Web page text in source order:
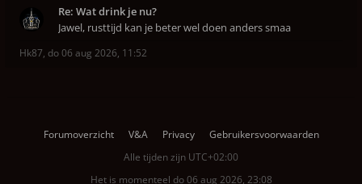
Re: Wat drink je nu?
Jawel, rusttijd kan je beter wel doen anders smaa
Hk87, do 06 aug 2026, 11:52
Forumoverzicht V&A Privacy
Gebruikersvoorwaarden
Alle tijden zijn UTC+02:00
Het is momenteel do 06 aug 2026, 23:08